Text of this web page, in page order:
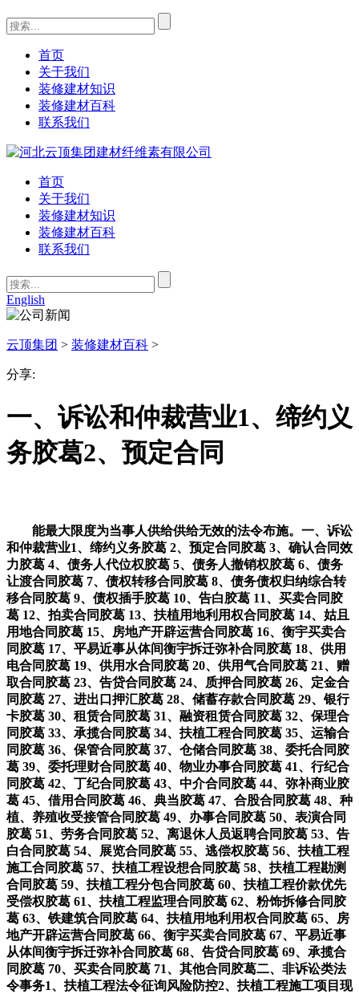
首页
关于我们
装修建材知识
装修建材百科
联系我们
首页
关于我们
装修建材知识
装修建材百科
联系我们
English
云顶集团 > 装修建材百科 >
分享:
一、诉讼和仲裁营业1、缔约义
务胶葛2、预定合同
能最大限度为当事人供给供给无效的法令布施。一、诉讼
和仲裁营业1、缔约义务胶葛 2、预定合同胶葛 3、确认合同效
力胶葛 4、债务人代位权胶葛 5、债务人撤销权胶葛 6、债务
让渡合同胶葛 7、债权转移合同胶葛 8、债务债权归纳综合转
移合同胶葛 9、债权插手胶葛 10、告白胶葛 11、买卖合同胶
葛 12、拍卖合同胶葛 13、扶植用地利用权合同胶葛 14、姑且
用地合同胶葛 15、房地产开辟运营合同胶葛 16、衡宇买卖合
同胶葛 17、平易近事从体间衡宇拆迁弥补合同胶葛 18、供用
电合同胶葛 19、供用水合同胶葛 20、供用气合同胶葛 21、赠
取合同胶葛 23、告贷合同胶葛 24、质押合同胶葛 26、定金合
同胶葛 27、进出口押汇胶葛 28、储蓄存款合同胶葛 29、银行
卡胶葛 30、租赁合同胶葛 31、融资租赁合同胶葛 32、保理合
同胶葛 33、承揽合同胶葛 34、扶植工程合同胶葛 35、运输合
同胶葛 36、保管合同胶葛 37、仓储合同胶葛 38、委托合同胶
葛 39、委托理财合同胶葛 40、物业办事合同胶葛 41、行纪合
同胶葛 42、丁纪合同胶葛 43、中介合同胶葛 44、弥补商业胶
葛 45、借用合同胶葛 46、典当胶葛 47、合股合同胶葛 48、种
植、养殖收受接管合同胶葛 49、办事合同胶葛 50、表演合同
胶葛 51、劳务合同胶葛 52、离退休人员返聘合同胶葛 53、告
白合同胶葛 54、展览合同胶葛 55、逃偿权胶葛 56、扶植工程
施工合同胶葛 57、扶植工程设想合同胶葛 58、扶植工程勘测
合同胶葛 59、扶植工程分包合同胶葛 60、扶植工程价款优先
受偿权胶葛 61、扶植工程监理合同胶葛 62、粉饰拆修合同胶
葛 63、铁建筑合同胶葛 64、扶植用地利用权合同胶葛 65、房
地产开辟运营合同胶葛 66、衡宇买卖合同胶葛 67、平易近事
从体间衡宇拆迁弥补合同胶葛 68、告贷合同胶葛 69、承揽合
同胶葛 70、买卖合同胶葛 71、其他合同胶葛二、非诉讼类法
令事务1、扶植工程法令征询风险防控2、扶植工程施工项目现